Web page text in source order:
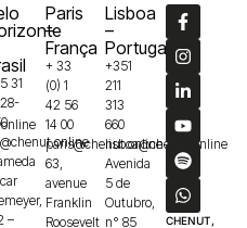
31
–
Paris
–
França
+ 33
(0) 1
42 56
14 00
paris@chenut.online
63,
avenue
Franklin
Roosevelt
Lisboa
–
Portugal
+351
211
313
660
lisboa@chenut.online
Avenida
5 de
Outubro,
n° 85
CHENUT,